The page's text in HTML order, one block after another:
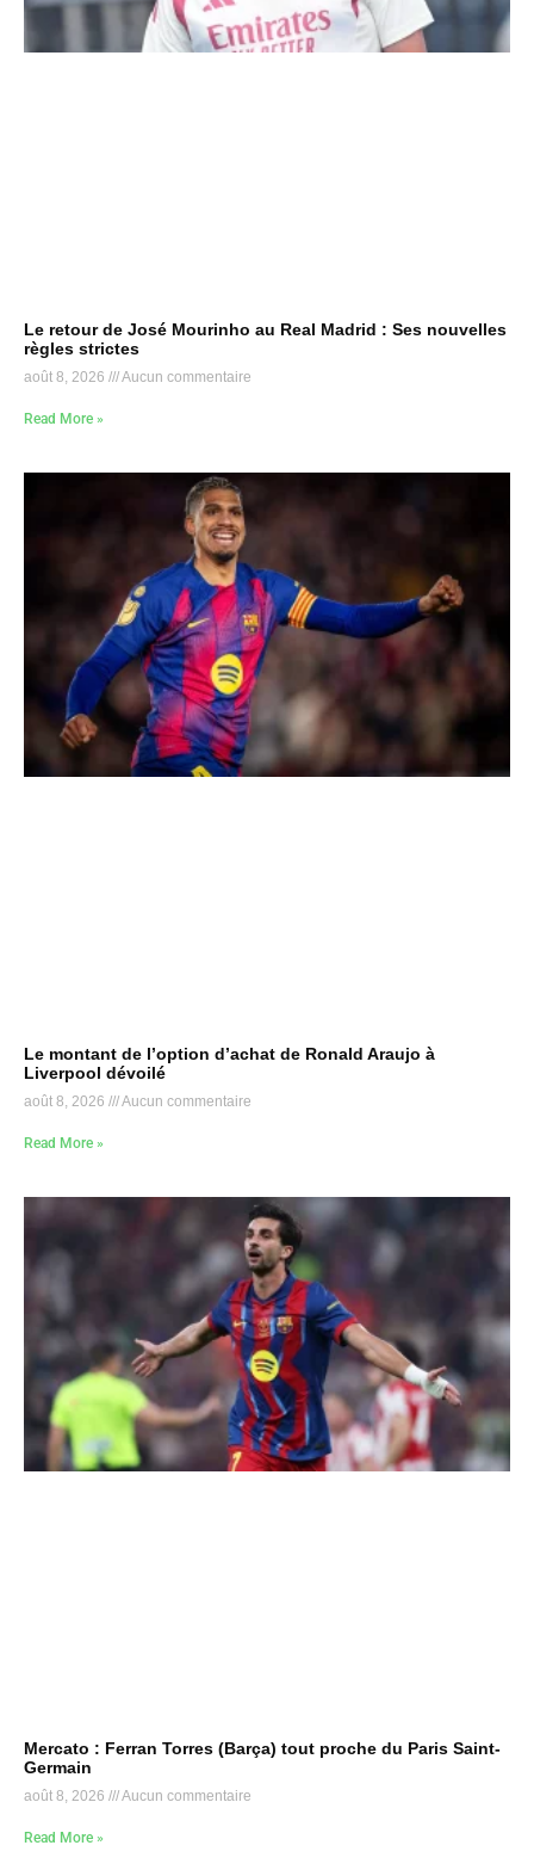
Le retour de José Mourinho au Real Madrid : Ses nouvelles
règles strictes
août 8, 2026 Aucun commentaire
Read More »
Le montant de l’option d’achat de Ronald Araujo à
Liverpool dévoilé
août 8, 2026 Aucun commentaire
Read More »
Mercato : Ferran Torres (Barça) tout proche du Paris Saint-
Germain
août 8, 2026 Aucun commentaire
Read More »